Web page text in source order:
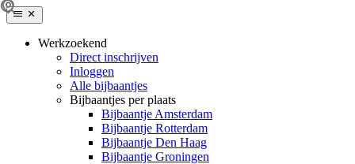
Werkzoekend
Direct inschrijven
Inloggen
Alle bijbaantjes
Bijbaantjes per plaats
Bijbaantje Amsterdam
Bijbaantje Rotterdam
Bijbaantje Den Haag
Bijbaantje Groningen